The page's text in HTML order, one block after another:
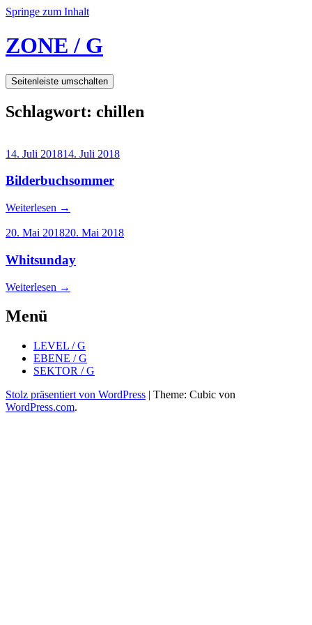
Springe zum Inhalt
ZONE / G
Seitenleiste umschalten
Schlagwort: chillen
14. Juli 201814. Juli 2018
Bilderbuchsommer
Weiterlesen →
20. Mai 201820. Mai 2018
Whitsunday
Weiterlesen →
Menü
LEVEL / G
EBENE / G
SEKTOR / G
Stolz präsentiert von WordPress | Theme: Cubic von
WordPress.com.